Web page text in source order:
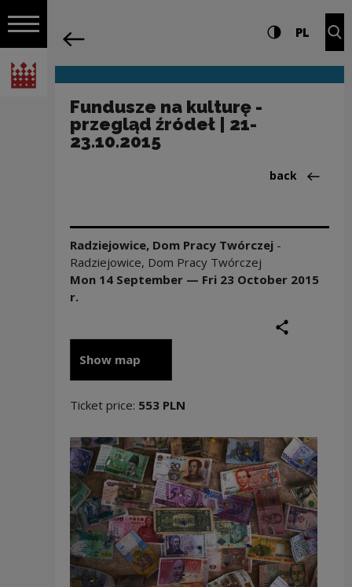
Open navigation
National Centre for Culture Poland
Navigation Settings and search
High contrast
PL
Fundusze na kulturę -
przegląd źródeł | 21-
23.10.2015
Back
back
Radziejowice, Dom Pracy Twórczej -
Radziejowice, Dom Pracy Twórczej
Mon 14 September — Fri 23 October 2015
r.
Show map
Ticket price: 553 PLN